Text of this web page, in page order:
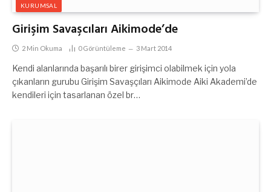
KURUMSAL
Girişim Savaşcıları Aikimode’de
2 Min Okuma 0Görüntüleme 3 Mart 2014
Kendi alanlarında başarılı birer girişimci olabilmek için yola
çıkanların gurubu Girişim Savaşçıları Aikimode Aiki Akademi’de
kendileri için tasarlanan özel br…